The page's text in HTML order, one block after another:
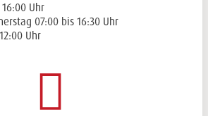
Uhr
07:00 bis 16:30 Uhr
Uhr